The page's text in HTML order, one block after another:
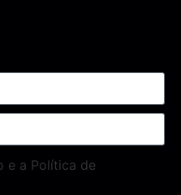
e a Política de